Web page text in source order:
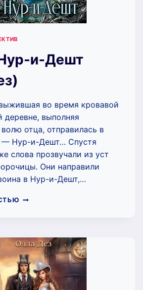
и-Дешт
во время кровавой
деревне, выполняя
отца, отправилась в
— Нур-и-Дешт… Спустя
слова прозвучали из уст
Они направили
в Нур-и-Дешт,…
РОЗА
ДЕШТ
(ОЛЛА
ДЕЗ)